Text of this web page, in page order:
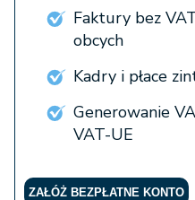
Faktury bez
obcych
Kadry i płace
Generowanie
VAT-UE
ZAŁÓŻ BEZPŁATNE KONTO